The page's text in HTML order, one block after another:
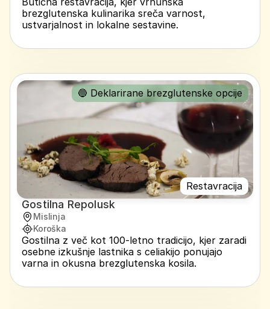
brezglutenska kulinarika sreča varnost,
ustvarjalnost in lokalne sestavine.
Restavracija
🔵 Deklarirane brezglutenske opcije
Gostilna Repolusk
Mislinja
Koroška
Gostilna z več kot 100-letno tradicijo, kjer zaradi
osebne izkušnje lastnika s celiakijo ponujajo
varna in okusna brezglutenska kosila.